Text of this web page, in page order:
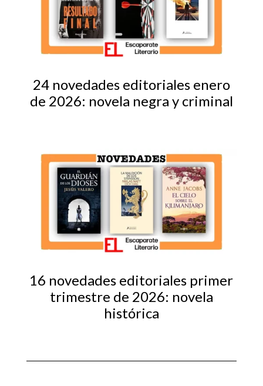
24 novedades editoriales enero
de 2026: novela negra y criminal
16 novedades editoriales primer
trimestre de 2026: novela
histórica